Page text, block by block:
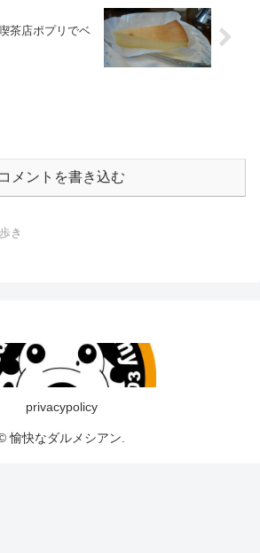
茶店ポプリでベ
コメントを書き込む
き
privacypolicy
愉快なダルメシアン.